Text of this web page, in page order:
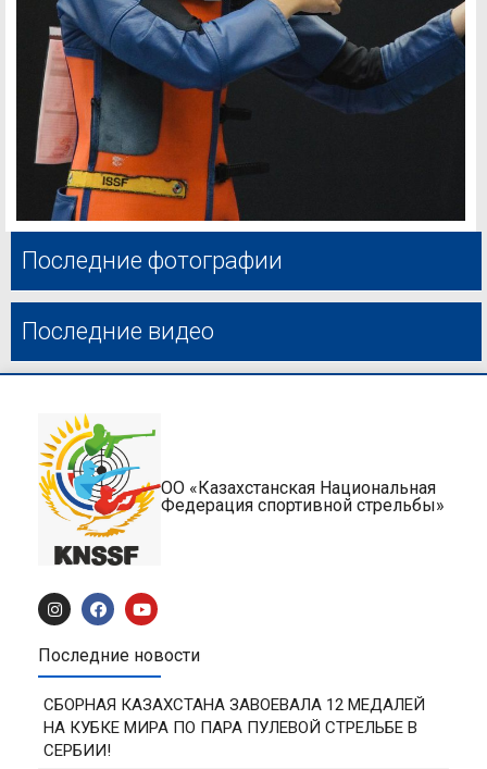
Последние фотографии
Последние видео
ОО «Казахстанская Национальная
Федерация спортивной стрельбы»
Последние новости
СБОРНАЯ КАЗАХСТАНА ЗАВОЕВАЛА 12 МЕДАЛЕЙ
НА КУБКЕ МИРА ПО ПАРА ПУЛЕВОЙ СТРЕЛЬБЕ В
СЕРБИИ!